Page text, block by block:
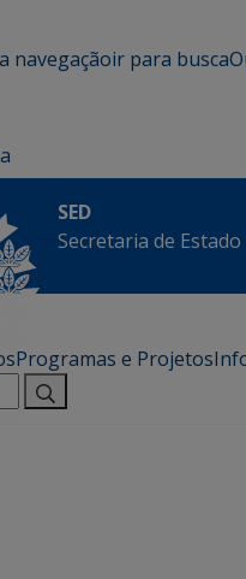
navegaçãoir para busca
SED
Secretaria de Estado
Programas e Projetos